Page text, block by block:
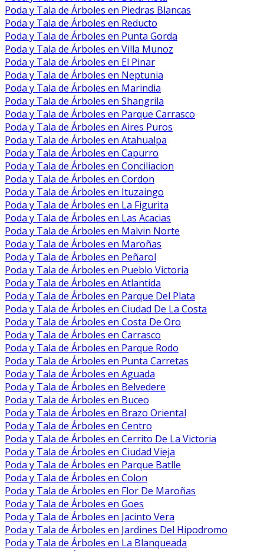
Poda y Tala de Árboles en Piedras Blancas
Poda y Tala de Árboles en Reducto
Poda y Tala de Árboles en Punta Gorda
Poda y Tala de Árboles en Villa Munoz
Poda y Tala de Árboles en El Pinar
Poda y Tala de Árboles en Neptunia
Poda y Tala de Árboles en Marindia
Poda y Tala de Árboles en Shangrila
Poda y Tala de Árboles en Parque Carrasco
Poda y Tala de Árboles en Aires Puros
Poda y Tala de Árboles en Atahualpa
Poda y Tala de Árboles en Capurro
Poda y Tala de Árboles en Conciliacion
Poda y Tala de Árboles en Cordon
Poda y Tala de Árboles en Ituzaingo
Poda y Tala de Árboles en La Figurita
Poda y Tala de Árboles en Las Acacias
Poda y Tala de Árboles en Malvin Norte
Poda y Tala de Árboles en Maroñas
Poda y Tala de Árboles en Peñarol
Poda y Tala de Árboles en Pueblo Victoria
Poda y Tala de Árboles en Atlantida
Poda y Tala de Árboles en Parque Del Plata
Poda y Tala de Árboles en Ciudad De La Costa
Poda y Tala de Árboles en Costa De Oro
Poda y Tala de Árboles en Carrasco
Poda y Tala de Árboles en Parque Rodo
Poda y Tala de Árboles en Punta Carretas
Poda y Tala de Árboles en Aguada
Poda y Tala de Árboles en Belvedere
Poda y Tala de Árboles en Buceo
Poda y Tala de Árboles en Brazo Oriental
Poda y Tala de Árboles en Centro
Poda y Tala de Árboles en Cerrito De La Victoria
Poda y Tala de Árboles en Ciudad Vieja
Poda y Tala de Árboles en Parque Batlle
Poda y Tala de Árboles en Colon
Poda y Tala de Árboles en Flor De Maroñas
Poda y Tala de Árboles en Goes
Poda y Tala de Árboles en Jacinto Vera
Poda y Tala de Árboles en Jardines Del Hipodromo
Poda y Tala de Árboles en La Blanqueada